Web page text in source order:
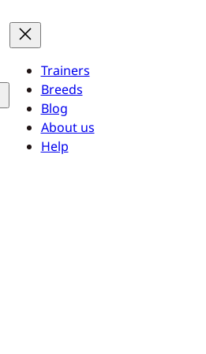
Trainers
Breeds
Blog
About us
Help